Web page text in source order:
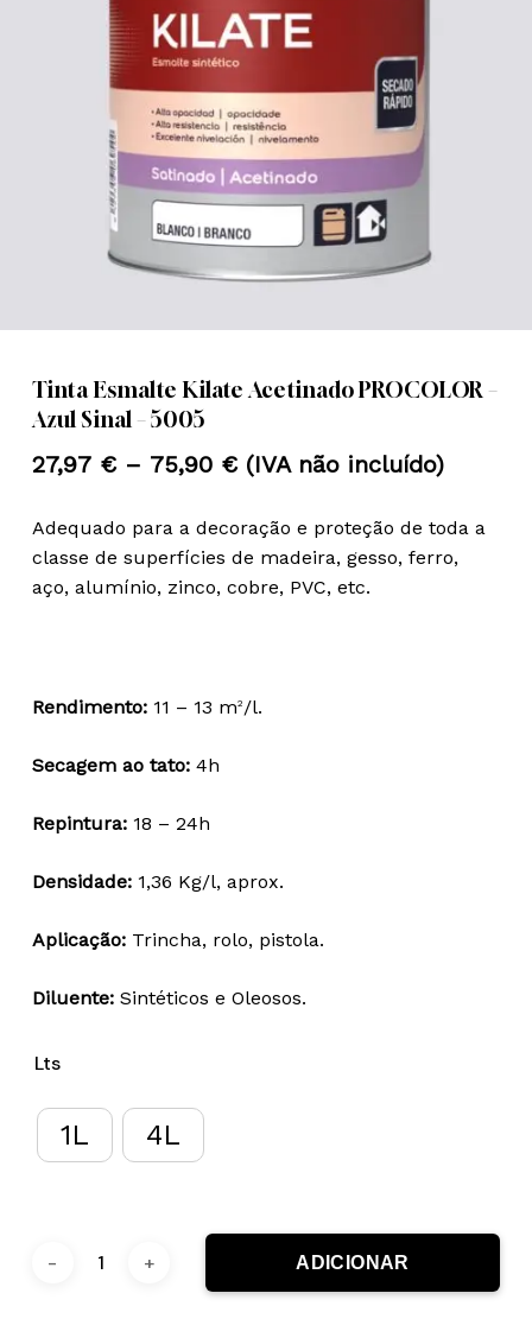
Tinta Esmalte Kilate Acetinado PROCOLOR –
Azul Sinal – 5005
27,97 € – 75,90 €Price
27,97 €
through
75,90 €
(IVA não incluído)
Adequado para a decoração e proteção de toda a
classe de superfícies de madeira, gesso, ferro,
aço, alumínio, zinco, cobre, PVC, etc.
Rendimento:11 – 13 m2 /l.
Secagem ao tato:4h
Repintura:18 – 24h
Densidade:1,36 Kg/l, aprox.
Aplicação:Trincha, rolo, pistola.
Diluente:Sintéticos e Oleosos.
Lts
1L 4L
ADICIONAR
Nome*
Email*